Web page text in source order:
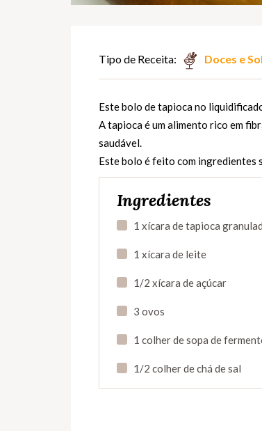
Tipo de Receita: Doces e
Este bolo de tapioca no
A tapioca é um alimento rico em
saudável.
Este bolo é feito com ingredientes
Ingredientes
1 xícara de tapioca
1 xícara de leite
1/2 xícara de açúcar
3 ovos
1 colher de sopa de
1/2 colher de chá de sal